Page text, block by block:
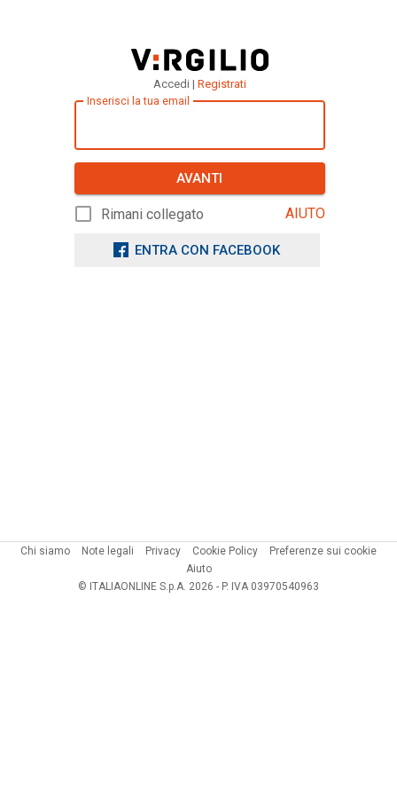
Accedi | Registrati
Inserisci la tua email
AVANTI
Rimani collegato AIUTO
ENTRA CON FACEBOOK
Chi siamo Note legali Privacy Cookie Policy
Preferenze sui cookie
Aiuto
© ITALIAONLINE S.p.A. 2026 - P. IVA 03970540963